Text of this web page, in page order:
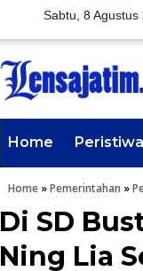
Sabtu, 8 Agustus
Home Peristiwa
Home »Pemerintahan »
Di SD
Ning Lia